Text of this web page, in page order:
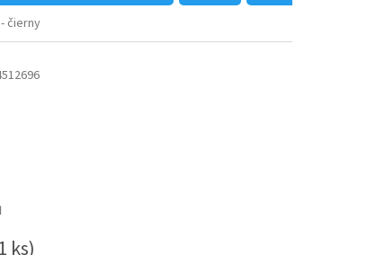
čierny
ks)